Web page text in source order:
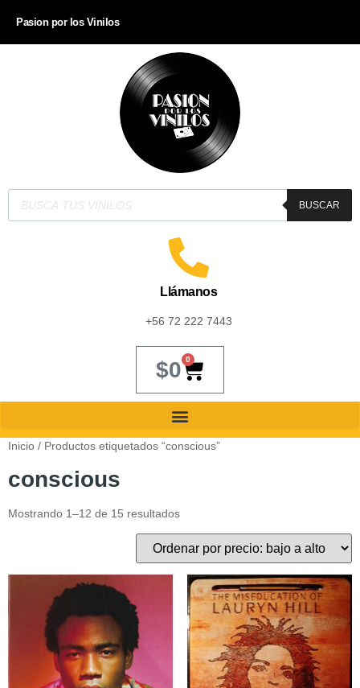
Pasion por los Vinilos
BUSCAR
Llámanos
+56 72 222 7443
$0 0
Inicio / Productos etiquetados “conscious”
conscious
Mostrando 1–12 de 15 resultados